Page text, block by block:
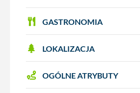
GASTRONOMIA
LOKALIZACJA
OGÓLNE ATRYBUTY